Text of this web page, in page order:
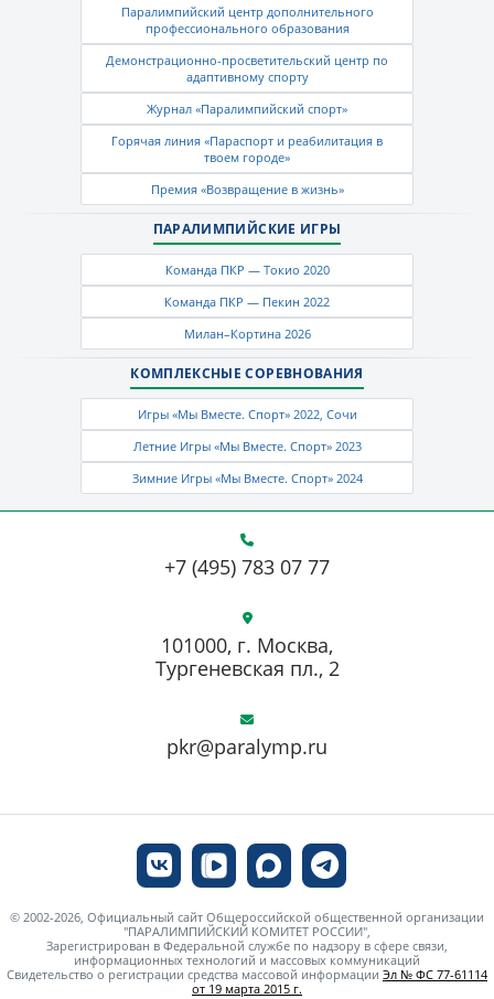
Паралимпийский центр дополнительного
профессионального образования
Демонстрационно-просветительский центр по
адаптивному спорту
Журнал «Паралимпийский спорт»
Горячая линия «Параспорт и реабилитация в
твоем городе»
Премия «Возвращение в жизнь»
ПАРАЛИМПИЙСКИЕ ИГРЫ
Команда ПКР — Токио 2020
Команда ПКР — Пекин 2022
Милан–Кортина 2026
КОМПЛЕКСНЫЕ СОРЕВНОВАНИЯ
Игры «Мы Вместе. Спорт» 2022, Сочи
Летние Игры «Мы Вместе. Спорт» 2023
Зимние Игры «Мы Вместе. Спорт» 2024
+7 (495) 783 07 77
pkr@paralymp.ru
101000, г. Москва,
Тургеневская пл., 2
© 2002-2026, Официальный сайт Общероссийской общественной организации
"ПАРАЛИМПИЙСКИЙ КОМИТЕТ РОССИИ",
Зарегистрирован в Федеральной службе по надзору в сфере связи,
информационных технологий и массовых коммуникаций
Свидетельство о регистрации средства массовой информации Эл № ФС 77-61114
от 19 марта 2015 г.